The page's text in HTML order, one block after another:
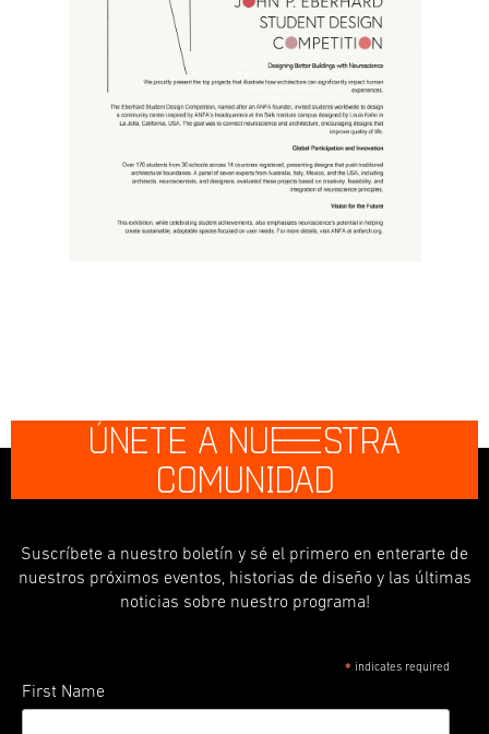
ÚNETE A NUESTRA
COMUNIDAD
Suscríbete a nuestro boletín y sé el primero en enterarte de
nuestros próximos eventos, historias de diseño y las últimas
noticias sobre nuestro programa!
* indicates required
First Name